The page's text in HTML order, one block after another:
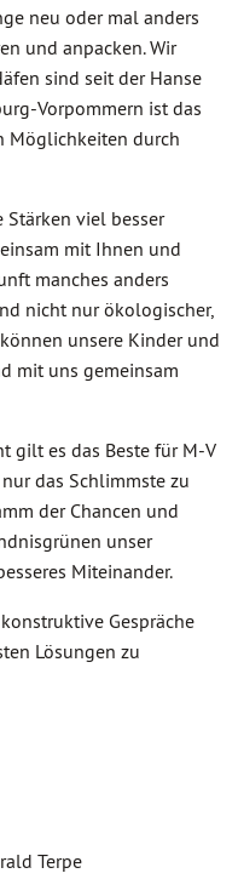
neu oder mal anders
und anpacken. Wir
sind seit der Hanse
Vorpommern ist das
Möglichkeiten durch
viel besser
mit Ihnen und
manches anders
nicht nur ökologischer,
unsere Kinder und
mit uns gemeinsam
gilt es das Beste für M-V
das Schlimmste zu
der Chancen und
unser
Miteinander.
Gespräche
Lösungen zu
Terpe